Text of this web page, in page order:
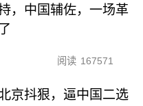
，中国辅佐，一场革
阅读 167571
京抖狠，逼中国二选